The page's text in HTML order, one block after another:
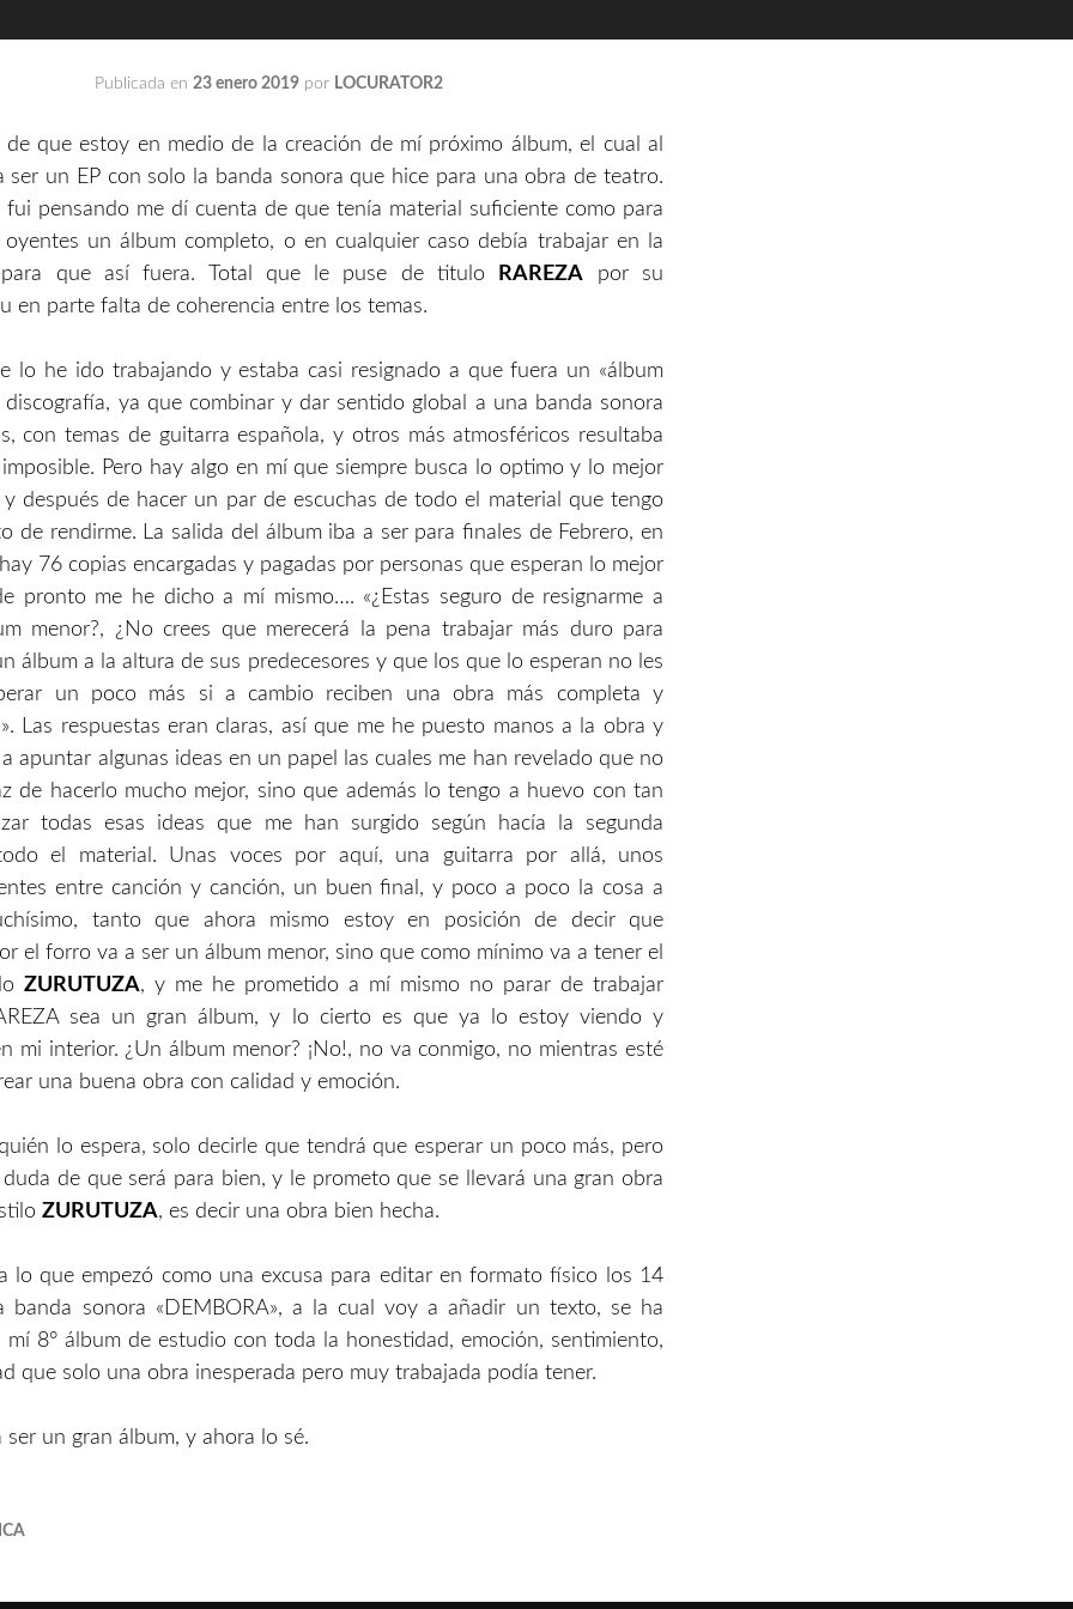
Publicada en 23 enero 2019por LOCURATOR2
de que estoy en medio de la creación de mí próximo álbum, el cual al
ser un EP con solo la banda sonora que hice para una obra de teatro.
fui pensando me dí cuenta de que tenía material suficiente como para
un álbum completo, o en cualquier caso debía trabajar en la
para que así fuera. Total que le puse de titulo
RAREZA por su
en parte falta de coherencia entre los temas.
lo he ido trabajando y estaba casi resignado a que fuera un «álbum
discografía, ya que combinar y dar sentido global a una banda sonora
con temas de guitarra española, y otros más atmosféricos resultaba
Pero hay algo en mí que siempre busca lo optimo y lo mejor
después de hacer un par de escuchas de todo el material que tengo
de rendirme. La salida del álbum iba a ser para finales de Febrero, en
76 copias encargadas y pagadas por personas que esperan lo mejor
pronto me he dicho a mí mismo…. «¿Estas seguro de resignarme a
menor?, ¿No crees que merecerá la pena trabajar más duro para
álbum a la altura de sus predecesores y que los que lo esperan no les
un poco más si a cambio reciben una obra más completa y
Las respuestas eran claras, así que me he puesto manos a la obra y
apuntar algunas ideas en un papel las cuales me han revelado que no
de hacerlo mucho mejor, sino que además lo tengo a huevo con tan
todas esas ideas que me han surgido según hacía la segunda
el material. Unas voces por aquí, una guitarra por allá, unos
entre canción y canción, un buen final, y poco a poco la cosa a
tanto que ahora mismo estoy en posición de decir que
el forro va a ser un álbum menor, sino que como mínimo va a tener el
ZURUTUZA, y me he prometido a mí mismo no parar de trabajar
sea un gran álbum, y lo cierto es que ya lo estoy viendo y
mi interior. ¿Un álbum menor? ¡No!, no va conmigo, no mientras esté
una buena obra con calidad y emoción.
lo espera, solo decirle que tendrá que esperar un poco más, pero
de que será para bien, y le prometo que se llevará una gran obra
ZURUTUZA, es decir una obra bien hecha.
lo que empezó como una excusa para editar en formato físico los 14
banda sonora «DEMBORA», a la cual voy a añadir un texto, se ha
8° álbum de estudio con toda la honestidad, emoción, sentimiento,
que solo una obra inesperada pero muy trabajada podía tener.
un gran álbum, y ahora lo sé.